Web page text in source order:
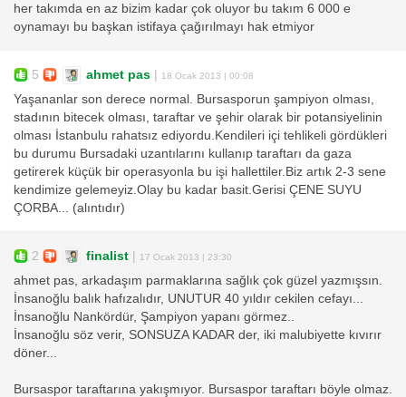
her takımda en az bizim kadar çok oluyor bu takım 6 000 e
oynamayı bu başkan istifaya çağırılmayı hak etmiyor
5 ahmet pas | 18 Ocak 2013 | 00:08
Yaşananlar son derece normal. Bursasporun şampiyon olması,
stadının bitecek olması, taraftar ve şehir olarak bir potansiyelinin
olması İstanbulu rahatsız ediyordu.Kendileri içi tehlikeli gördükleri
bu durumu Bursadaki uzantılarını kullanıp taraftarı da gaza
getirerek küçük bir operasyonla bu işi hallettiler.Biz artık 2-3 sene
kendimize gelemeyiz.Olay bu kadar basit.Gerisi ÇENE SUYU
ÇORBA... (alıntıdır)
2 finalist | 17 Ocak 2013 | 23:30
ahmet pas, arkadaşım parmaklarına sağlık çok güzel yazmışsın.
İnsanoğlu balık hafızalıdır, UNUTUR 40 yıldır cekilen cefayı...
İnsanoğlu Nankördür, Şampiyon yapanı görmez..
İnsanoğlu söz verir, SONSUZA KADAR der, iki malubiyette kıvırır
döner...
Bursaspor taraftarına yakışmıyor. Bursaspor taraftarı böyle olmaz.